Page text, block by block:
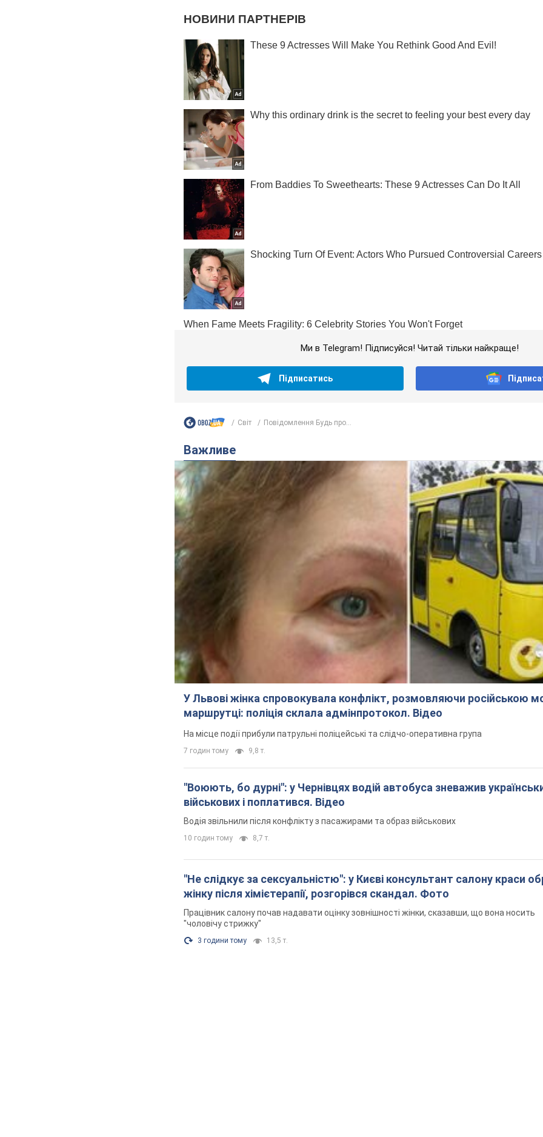
Ми в Telegram! Підписуйся! Читай тільки найкраще!
Підписатись
Світ Повідомлення Будь про...
Важливе
У Львові жінка спровокувала конфлікт, розмовляючи російською
маршрутці: поліція склала адмінпротокол. Відео
На місце події прибули патрульні поліцейські та слідчо-оперативна група
7 годин тому 9,8 т.
"Воюють, бо дурні": у Чернівцях водій автобуса зневажив
військових і поплатився. Відео
Водія звільнили після конфлікту з пасажирами та образ військових
10 годин тому 8,7 т.
"Не слідкує за сексуальністю": у Києві консультант салону краси
жінку після хімієтерапії, розгорівся скандал. Фото
Працівник салону почав надавати оцінку зовнішності жінки, сказавши, що вона носить
"чоловічу стрижку"
3 години тому 13,5 т.